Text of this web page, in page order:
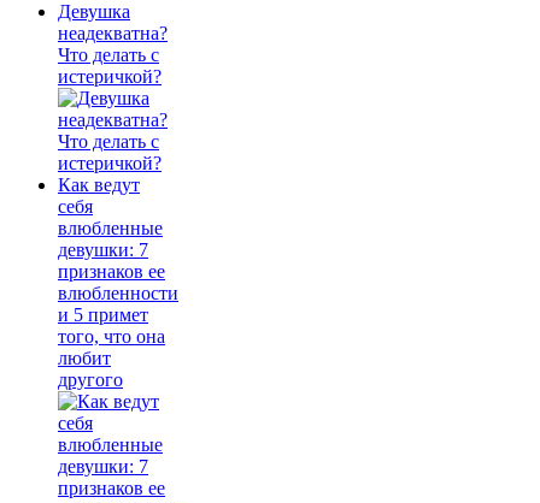
Девушка
неадекватна?
Что делать с
истеричкой?
Как ведут
себя
влюбленные
девушки: 7
признаков ее
влюбленности
и 5 примет
того, что она
любит
другого